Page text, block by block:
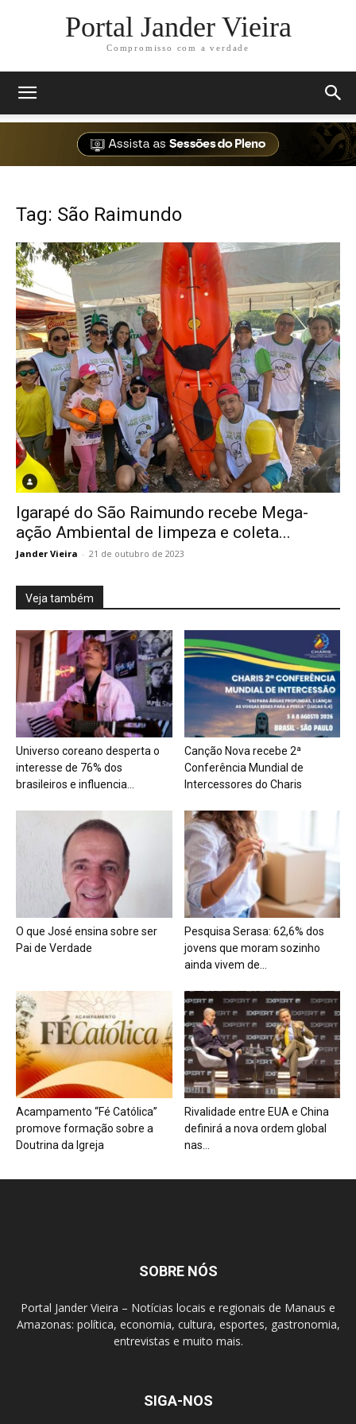
Portal Jander Vieira
Compromisso com a verdade
Tag: São Raimundo
Igarapé do São Raimundo recebe Mega-
ação Ambiental de limpeza e coleta...
Jander Vieira - 21 de outubro de 2023
Veja também
Universo coreano desperta o
interesse de 76% dos
brasileiros e influencia...
Canção Nova recebe 2ª
Conferência Mundial de
Intercessores do Charis
O que José ensina sobre ser
Pai de Verdade
Pesquisa Serasa: 62,6% dos
jovens que moram sozinho
ainda vivem de...
Acampamento “Fé Católica”
promove formação sobre a
Doutrina da Igreja
Rivalidade entre EUA e China
definirá a nova ordem global
nas...
SOBRE NÓS
Portal Jander Vieira – Notícias locais e regionais de Manaus e
Amazonas: política, economia, cultura, esportes, gastronomia,
entrevistas e muito mais.
SIGA-NOS